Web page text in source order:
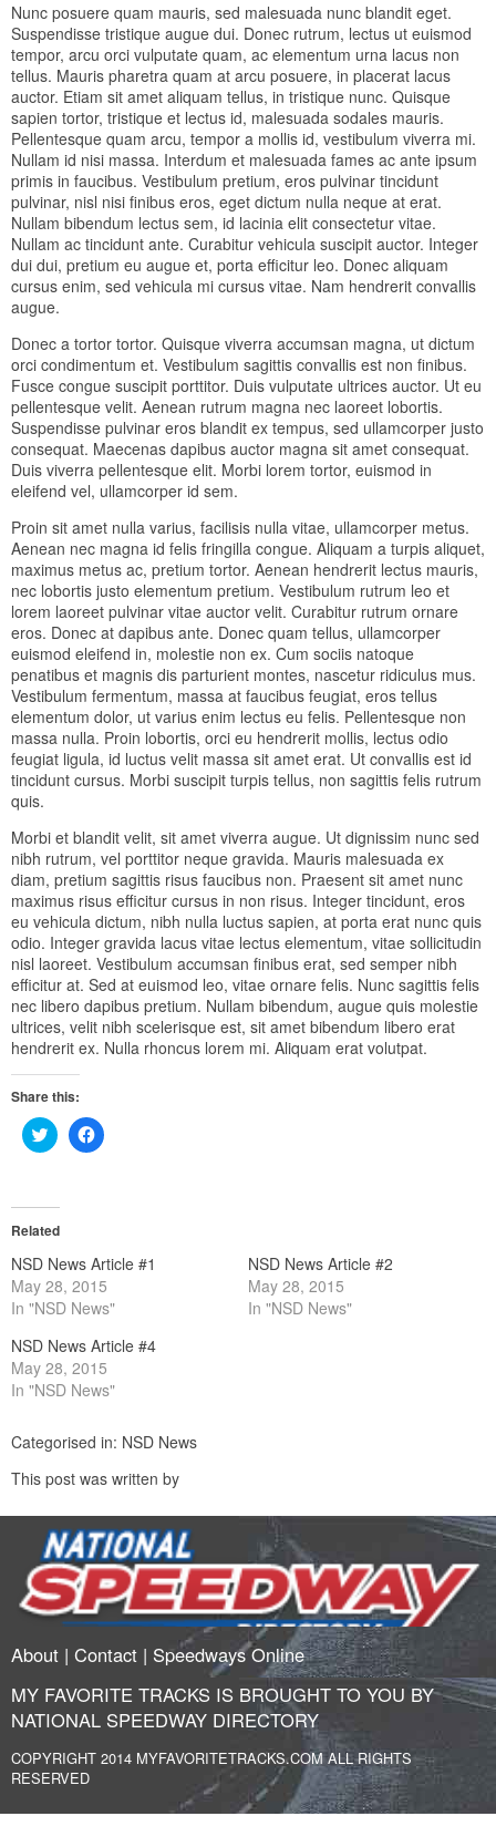
Nunc posuere quam mauris, sed malesuada nunc blandit eget.
Suspendisse tristique augue dui. Donec rutrum, lectus ut euismod
tempor, arcu orci vulputate quam, ac elementum urna lacus non
tellus. Mauris pharetra quam at arcu posuere, in placerat lacus
auctor. Etiam sit amet aliquam tellus, in tristique nunc. Quisque
sapien tortor, tristique et lectus id, malesuada sodales mauris.
Pellentesque quam arcu, tempor a mollis id, vestibulum viverra mi.
Nullam id nisi massa. Interdum et malesuada fames ac ante ipsum
primis in faucibus. Vestibulum pretium, eros pulvinar tincidunt
pulvinar, nisl nisi finibus eros, eget dictum nulla neque at erat.
Nullam bibendum lectus sem, id lacinia elit consectetur vitae.
Nullam ac tincidunt ante. Curabitur vehicula suscipit auctor. Integer
dui dui, pretium eu augue et, porta efficitur leo. Donec aliquam
cursus enim, sed vehicula mi cursus vitae. Nam hendrerit convallis
augue.
Donec a tortor tortor. Quisque viverra accumsan magna, ut dictum
orci condimentum et. Vestibulum sagittis convallis est non finibus.
Fusce congue suscipit porttitor. Duis vulputate ultrices auctor. Ut eu
pellentesque velit. Aenean rutrum magna nec laoreet lobortis.
Suspendisse pulvinar eros blandit ex tempus, sed ullamcorper justo
consequat. Maecenas dapibus auctor magna sit amet consequat.
Duis viverra pellentesque elit. Morbi lorem tortor, euismod in
eleifend vel, ullamcorper id sem.
Proin sit amet nulla varius, facilisis nulla vitae, ullamcorper metus.
Aenean nec magna id felis fringilla congue. Aliquam a turpis aliquet,
maximus metus ac, pretium tortor. Aenean hendrerit lectus mauris,
nec lobortis justo elementum pretium. Vestibulum rutrum leo et
lorem laoreet pulvinar vitae auctor velit. Curabitur rutrum ornare
eros. Donec at dapibus ante. Donec quam tellus, ullamcorper
euismod eleifend in, molestie non ex. Cum sociis natoque
penatibus et magnis dis parturient montes, nascetur ridiculus mus.
Vestibulum fermentum, massa at faucibus feugiat, eros tellus
elementum dolor, ut varius enim lectus eu felis. Pellentesque non
massa nulla. Proin lobortis, orci eu hendrerit mollis, lectus odio
feugiat ligula, id luctus velit massa sit amet erat. Ut convallis est id
tincidunt cursus. Morbi suscipit turpis tellus, non sagittis felis rutrum
quis.
Morbi et blandit velit, sit amet viverra augue. Ut dignissim nunc sed
nibh rutrum, vel porttitor neque gravida. Mauris malesuada ex
diam, pretium sagittis risus faucibus non. Praesent sit amet nunc
maximus risus efficitur cursus in non risus. Integer tincidunt, eros
eu vehicula dictum, nibh nulla luctus sapien, at porta erat nunc quis
odio. Integer gravida lacus vitae lectus elementum, vitae sollicitudin
nisl laoreet. Vestibulum accumsan finibus erat, sed semper nibh
efficitur at. Sed at euismod leo, vitae ornare felis. Nunc sagittis felis
nec libero dapibus pretium. Nullam bibendum, augue quis molestie
ultrices, velit nibh scelerisque est, sit amet bibendum libero erat
hendrerit ex. Nulla rhoncus lorem mi. Aliquam erat volutpat.
Share this:
Click
to
(Opens
new
Click
to
Related
NSD News Article #1
May 28, 2015
In "NSD News"
NSD News Article #2
May 28, 2015
In "NSD News"
NSD News Article #4
May 28, 2015
In "NSD News"
Categorised in: NSD News
This post was written by
About | Contact | Speedways Online
MY FAVORITE TRACKS IS BROUGHT TO YOU BY
NATIONAL SPEEDWAY DIRECTORY
COPYRIGHT 2014 MYFAVORITETRACKS.COM ALL RIGHTS
RESERVED